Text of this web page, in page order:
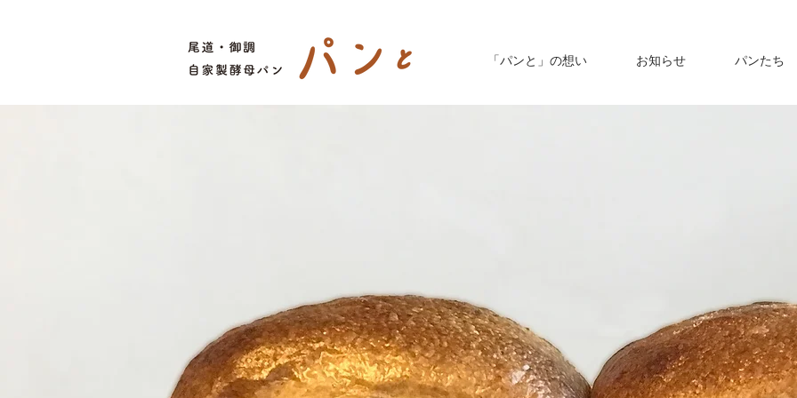
「パンと」の想い お知らせ パンたち